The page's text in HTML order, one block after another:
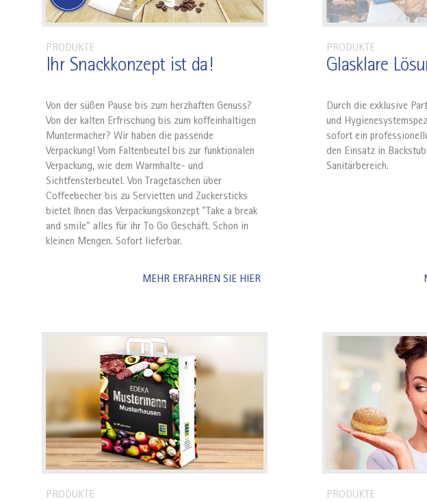
PRODUKTE
Ihr Snackkonzept ist da!
Von der süßen Pause bis zum herzhaften Genuss?
Von der kalten Erfrischung bis zum koffeinhaltigen
Muntermacher? Wir haben die passende
Verpackung! Vom Faltenbeutel bis zur funktionalen
Verpackung, wie dem Warmhalte- und
Sichtfensterbeutel. Von Tragetaschen über
Coffeebecher bis zu Servietten und Zuckersticks
bietet Ihnen das Verpackungskonzept "Take a break
and smile" alles für ihr To Go Geschäft. Schon in
kleinen Mengen. Sofort lieferbar.
MEHR ERFAHREN SIE HIER
PRODUKTE
Glasklare
Durch die exklusive
und
sofort ein
den Einsatz in
Sanitärbereich.
PRODUKTE PRODUKTE